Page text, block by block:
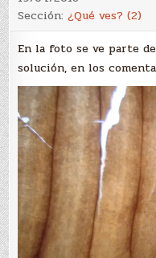
Sección:¿Qué ves? (2)
En la foto se ve parte
solución, en los